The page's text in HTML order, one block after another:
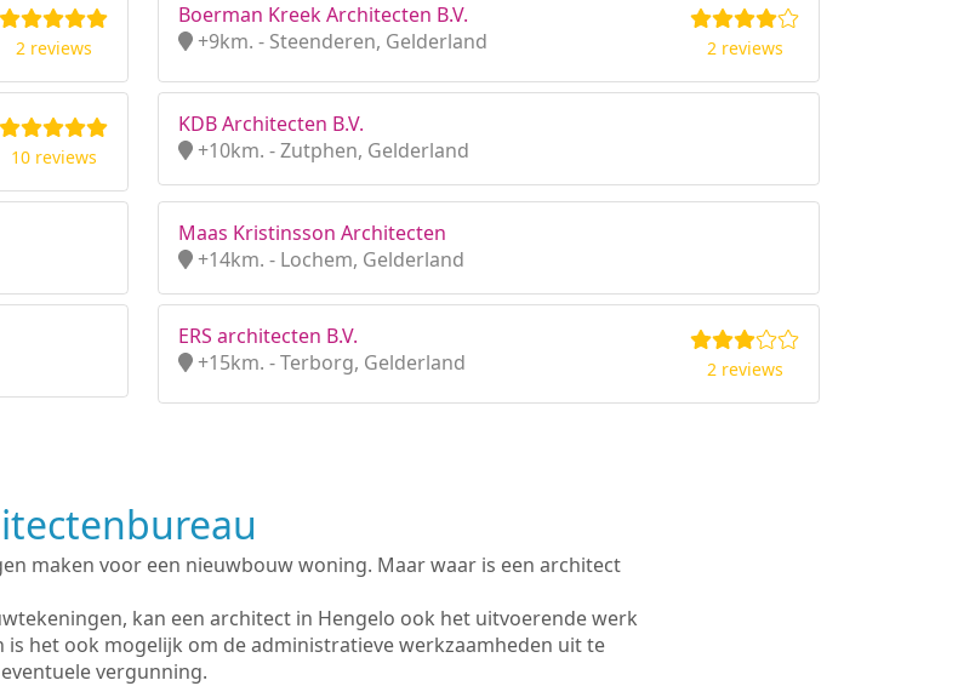
2 reviews
Boerman Kreek Architecten B.V.
+9km. - Steenderen, Gelderland
2 reviews
10 reviews
KDB Architecten B.V.
+10km. - Zutphen, Gelderland
Maas Kristinsson Architecten
+14km. - Lochem, Gelderland
ERS architecten B.V.
+15km. - Terborg, Gelderland
2 reviews
maken voor een nieuwbouw woning. Maar waar is een architect
kan een architect in Hengelo ook het uitvoerende werk
het ook mogelijk om de administratieve werkzaamheden uit te
vergunning.